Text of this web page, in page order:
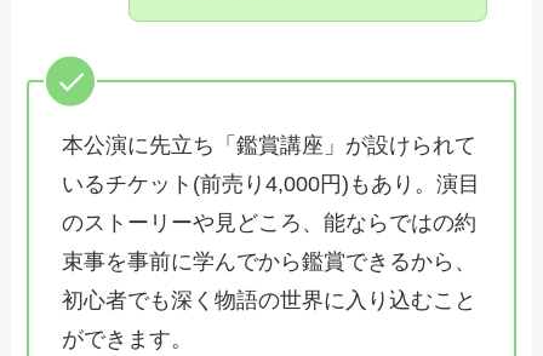
本公演に先立ち「鑑賞講座」が設けられて
いるチケット(前売り4,000円)もあり。演目
のストーリーや見どころ、能ならではの約
束事を事前に学んでから鑑賞できるから、
初心者でも深く物語の世界に入り込むこと
ができます。